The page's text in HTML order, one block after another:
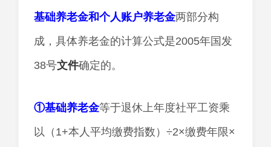
基础养老金和个人账户养老金两部分构
成，具体养老金的计算公式是2005年国发
38号文件确定的。
①基础养老金等于退休上年度社平工资乘
以（1+本人平均缴费指数）÷2×缴费年限×